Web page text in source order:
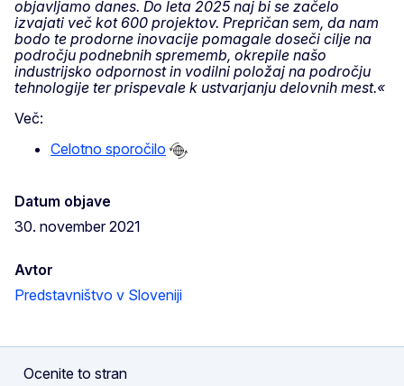
objavljamo danes. Do leta 2025 naj bi se začelo
izvajati več kot 600 projektov. Prepričan sem, da nam
bodo te prodorne inovacije pomagale doseči cilje na
področju podnebnih sprememb, okrepile našo
industrijsko odpornost in vodilni položaj na področju
tehnologije ter prispevale k ustvarjanju delovnih mest.«
Več:
Celotno sporočilo
Datum objave
30. november 2021
Avtor
Predstavništvo v Sloveniji
Ocenite to stran